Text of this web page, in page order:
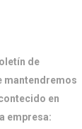
de
mantendremos
en
empresa: